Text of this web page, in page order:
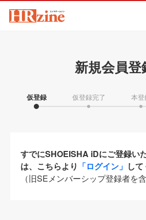
新規会員登
仮登録 仮登録完了 本登
すでにSHOEISHA iDにご登録い
は、こちらより 「ログイン」 して
（旧SEメンバーシップ登録者を含